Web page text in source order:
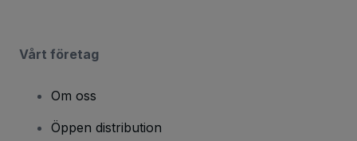
Vårt företag
Om oss
Öppen distribution